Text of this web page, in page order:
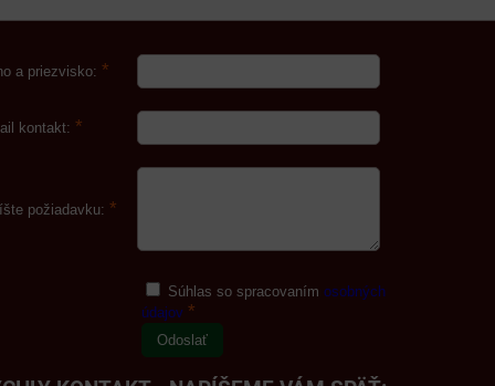
a priezvisko: *
kontakt: *
požiadavku: *
Súhlas so spracovanímosobných
údajov *
Odoslať